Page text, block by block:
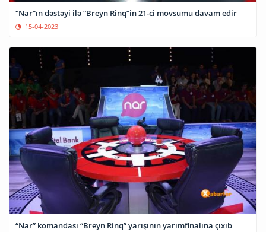
“Nar”ın dəstəyi ilə “Breyn Rinq”in 21-ci mövsümü davam edir
15-04-2023
“Nar” komandası “Breyn Rinq” yarışının yarımfinalına çıxıb